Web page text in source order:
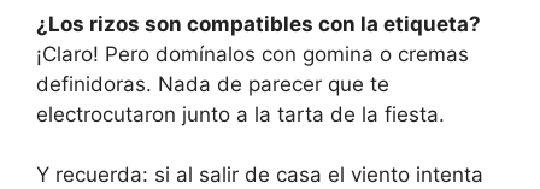
¿Los rizos son compatibles con la etiqueta?
¡Claro! Pero domínalos con gomina o cremas
definidoras. Nada de parecer que te
electrocutaron junto a la tarta de la fiesta.
Y recuerda: si al salir de casa el viento intenta